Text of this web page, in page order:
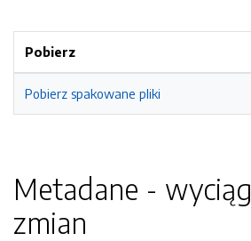
Pobierz
Pobierz spakowane pliki
Metadane -
zmian